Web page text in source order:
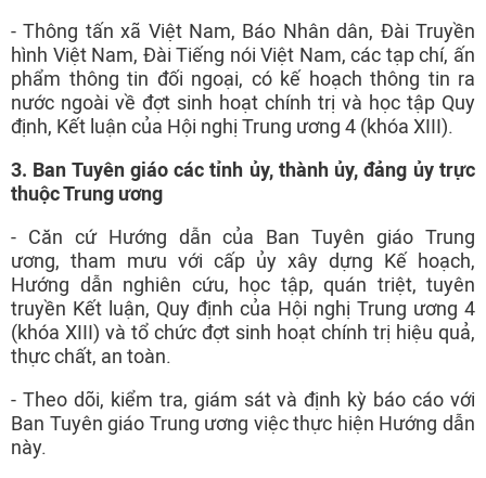
- Thông tấn xã Việt Nam, Báo Nhân dân, Đài Truyền
hình Việt Nam, Đài Tiếng nói Việt Nam, các tạp chí, ấn
phẩm thông tin đối ngoại, có kế hoạch thông tin ra
nước ngoài về đợt sinh hoạt chính trị và học tập Quy
định, Kết luận của Hội nghị Trung ương 4 (khóa XIII).
3. Ban Tuyên giáocáctỉnh ủy, thành ủy, đảng ủy trực
thuộc Trung ương
- Căn cứ Hướng dẫn của Ban Tuyên giáo Trung
ương, tham mưu với cấp ủy xây dựng Kế hoạch,
Hướng dẫn nghiên cứu, học tập, quán triệt, tuyên
truyền Kết luận, Quy định của Hội nghị Trung ương 4
(khóa XIII) và tổ chức đợt sinh hoạt chính trị hiệu quả,
thực chất, an toàn.
- Theo dõi, kiểm tra, giám sát và định kỳ báo cáo với
Ban Tuyên giáo Trung ương việc thực hiện Hướng dẫn
này.